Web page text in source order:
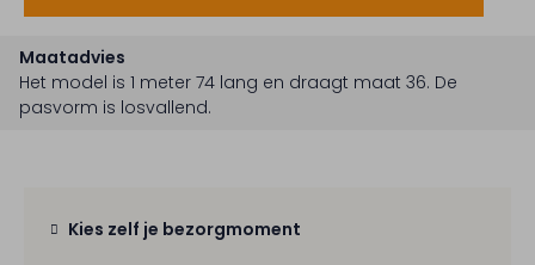
Maatadvies
Het model is 1 meter 74 lang en draagt maat 36. De
pasvorm is losvallend.
Kies zelf je bezorgmoment